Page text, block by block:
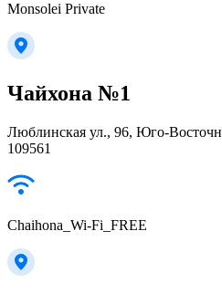
Monsolei Private
Чайхона №1
Люблинская ул., 96, Юго-
109561
Chaihona_Wi-Fi_FREE